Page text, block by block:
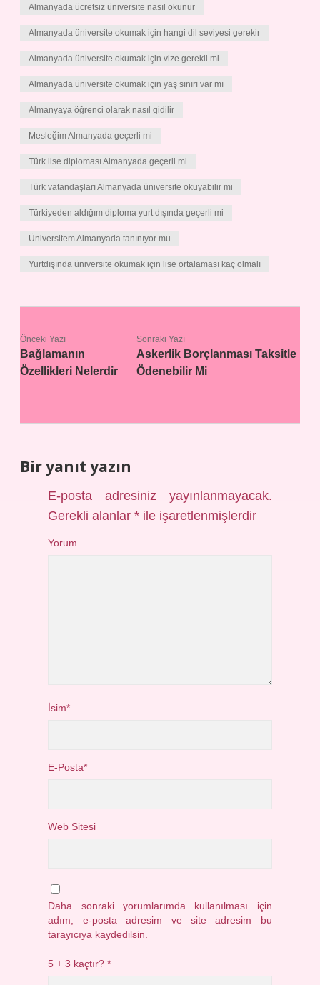
Almanyada ücretsiz üniversite nasıl okunur
Almanyada üniversite okumak için hangi dil seviyesi gerekir
Almanyada üniversite okumak için vize gerekli mi
Almanyada üniversite okumak için yaş sınırı var mı
Almanyaya öğrenci olarak nasıl gidilir
Mesleğim Almanyada geçerli mi
Türk lise diploması Almanyada geçerli mi
Türk vatandaşları Almanyada üniversite okuyabilir mi
Türkiyeden aldığım diploma yurt dışında geçerli mi
Üniversitem Almanyada tanınıyor mu
Yurtdışında üniversite okumak için lise ortalaması kaç olmalı
Önceki Yazı
Bağlamanın
Özellikleri Nelerdir
Sonraki Yazı
Askerlik Borçlanması Taksitle
Ödenebilir Mi
Bir yanıt yazın
E-posta adresiniz yayınlanmayacak.
Gerekli alanlar* ile işaretlenmişlerdir
Yorum
İsim*
E-Posta*
Web Sitesi
Daha sonraki yorumlarımda kullanılması için
adım, e-posta adresim ve site adresim bu
tarayıcıya kaydedilsin.
5 + 3 kaçtır?*